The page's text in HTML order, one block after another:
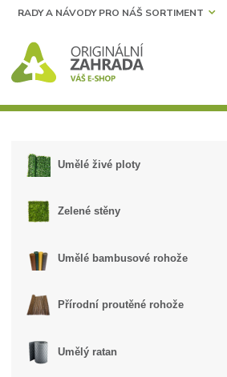
RADY A NÁVODY PRO NÁŠ SORTIMENT
Umělé živé ploty
Zelené stěny
Umělé bambusové rohože
Přírodní proutěné rohože
Umělý ratan